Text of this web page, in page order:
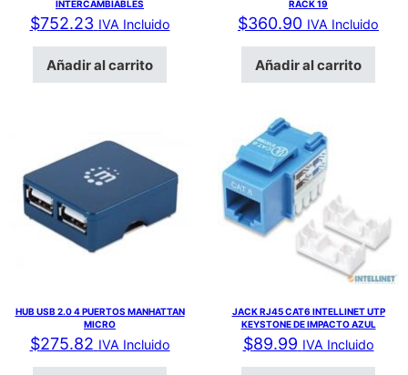
INTERCAMBIABLES
$752.23 IVA Incluido
Añadir al carrito
RACK 19
$360.90 IVA Incluido
Añadir al carrito
HUB USB 2.0 4 PUERTOS MANHATTAN
MICRO
$275.82 IVA Incluido
JACK RJ45 CAT6 INTELLINET UTP
KEYSTONE DE IMPACTO AZUL
$89.99 IVA Incluido